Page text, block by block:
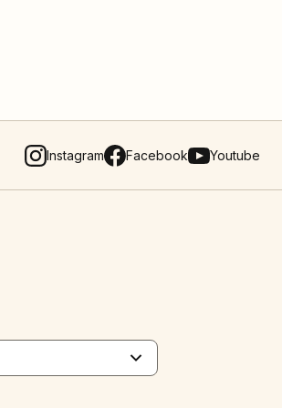
Instagram Facebook Youtube